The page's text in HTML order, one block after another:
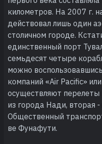
километров. На 2007 г.
действовал лишь один
столичном городе.
единственный порт
семьдесят четыре
можно
компаний «Air Pacific»
осуществляют
из города Нади, вторая -
Общественный
ве Фунафути.